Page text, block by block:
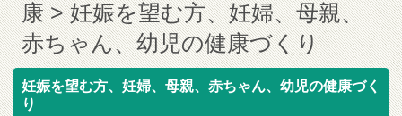
康
妊娠を望む方、妊婦、母親、
赤ちゃん、幼児の健康づくり
妊娠を望む方、妊婦、母親、赤ちゃん、幼児の健康づく
り